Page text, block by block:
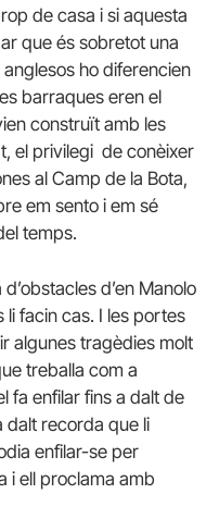
de casa i si aquesta
que és sobretot una
ho diferencien
barraques eren el
construït amb les
el privilegi de conèixer
al Camp de la Bota,
em sento i em sé
temps.
d’en Manolo
li facin cas. I les portes
algunes tragèdies molt
treballa com a
fa enfilar fins a dalt de
dalt recorda que li
enfilar-se per
i ell proclama amb